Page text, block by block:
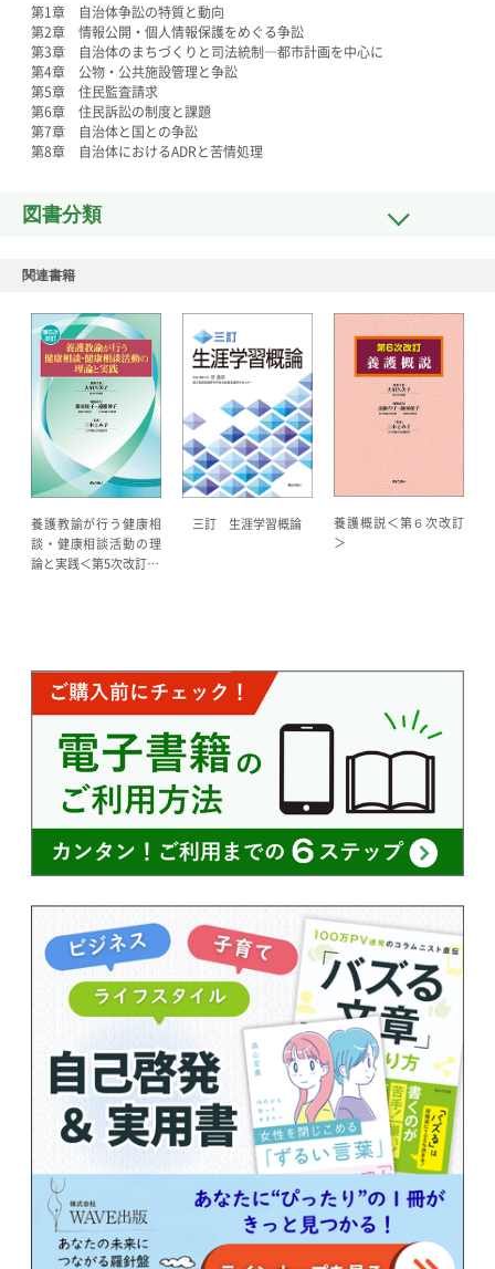
第1章 自治体争訟の特質と動向
第2章 情報公開・個人情報保護をめぐる争訟
第3章 自治体のまちづくりと司法統制―都市計画を中心に
第4章 公物・公共施設管理と争訟
第5章 住民監査請求
第6章 住民訴訟の制度と課題
第7章 自治体と国との争訟
第8章 自治体におけるADRと苦情処理
図書分類
関連書籍
養護教諭が行う健康相
談・健康相談活動の理
論と実践＜第5次改訂…
三訂 生涯学習概論
養護概説＜第６次改訂
＞